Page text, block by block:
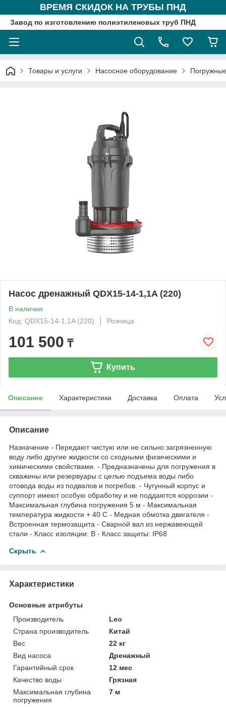
ВРЕМЯ СКИДОК НА ТРУБЫ ПНД
Завод по изготовлению полиэтиленовых труб ПНД
Товары и услуги Насосное оборудование
Насос дренажный QDX15-14-1,1A (220)
В наличии
Код: QDX15-14-1,1A (220)
Розница
101 500 ₸
Купить
Описание Характеристики Доставка Оплата
Описание
Назначение - Передают чистую или не сильно загрязненную
воду либо другие жидкости со сходными физическими и
химическими свойствами. - Предназначены для погружения в
скважины или резервуары с целью подъема воды либо
отовода воды из подвалов и погребов. - Чугунный корпус и
суппорт имеют особую обработку и не поддаются коррозии -
Максимальная глубина погружения 5 м - Максимальная
температура жидкости + 40 С - Медная обмотка двигателя -
Встроенная термозащита - Сварной вал из нержавеющей
стали - Класс изоляции: В - Класс защиты: IP68
Скрыть
Характеристики
Основные атрибуты
Производитель
Leo
Страна производитель
Китай
Вес
22 кг
Вид насоса
Дренажный
Гарантийный срок
12 мес
Качество воды
Грязная
Максимальная глубина
погружения
7 м